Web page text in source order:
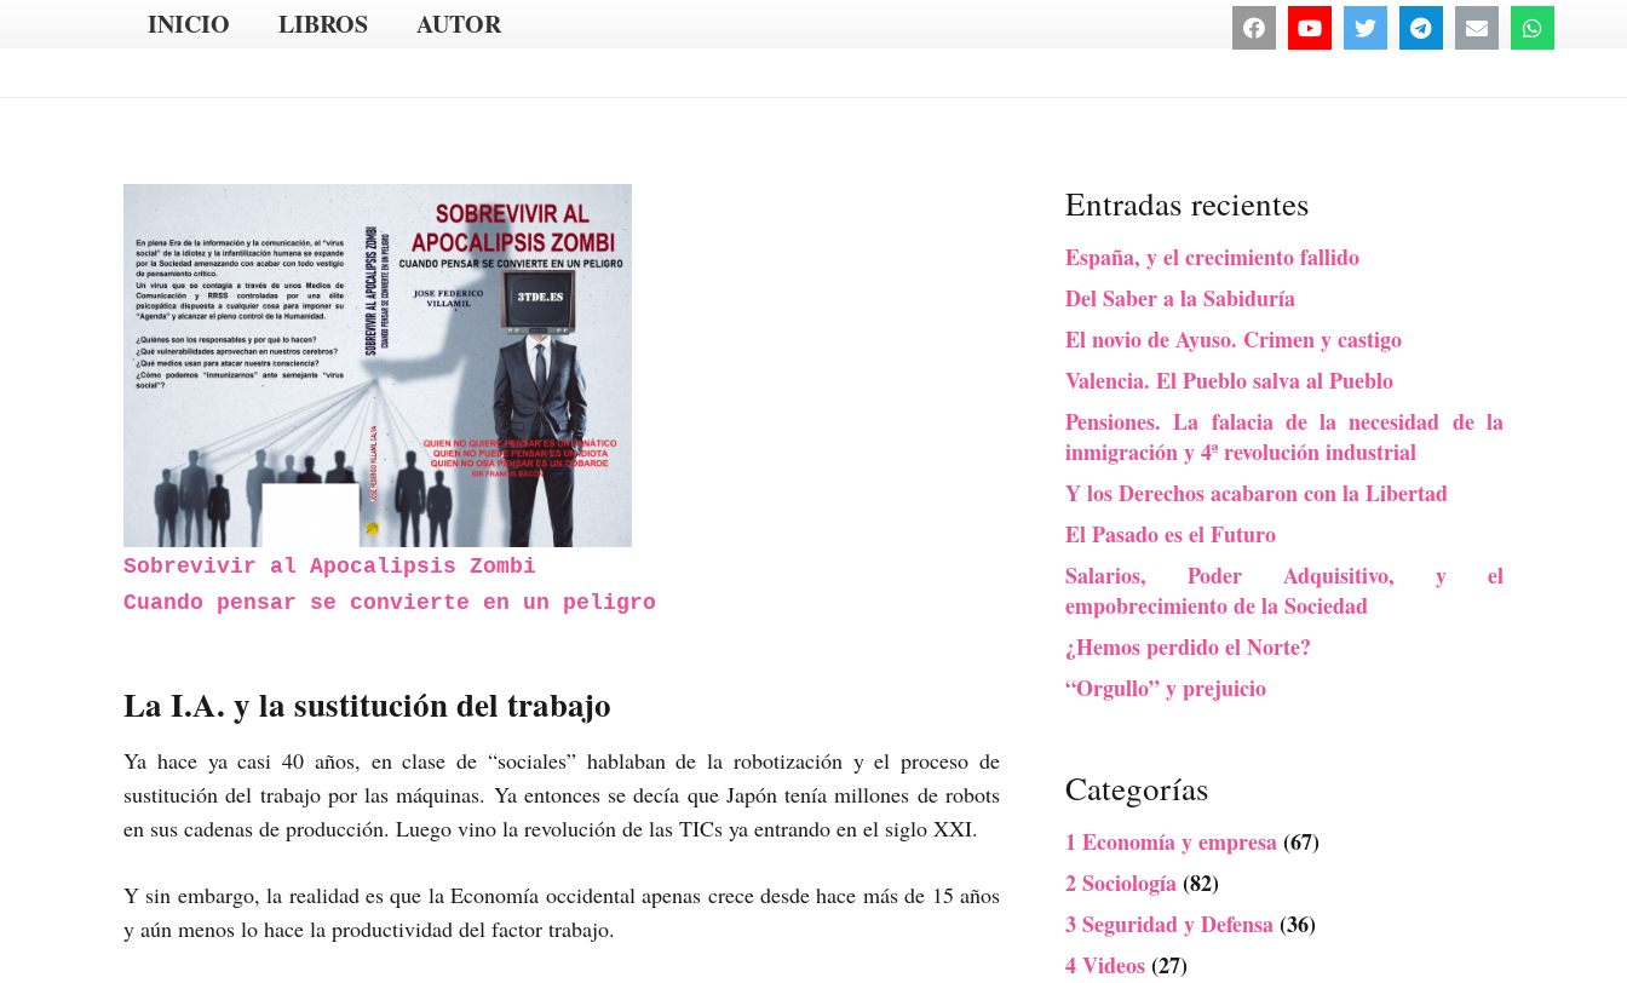
INICIO LIBROS AUTOR
Sobrevivir al Apocalipsis Zombi
Cuando pensar se convierte en un peligro
La I.A. y la sustitución del trabajo
Ya hace ya casi 40 años, en clase de “sociales” hablaban de la robotización y el proceso de
sustitución del trabajo por las máquinas. Ya entonces se decía que Japón tenía millones de robots
en sus cadenas de producción. Luego vino la revolución de las TICs ya entrando en el siglo XXI.
Y sin embargo, la realidad es que la Economía occidental apenas crece desde hace más de 15 años
y aún menos lo hace la productividad del factor trabajo.
Entradas recientes
España, y el crecimiento fallido
Del Saber a la Sabiduría
El novio de Ayuso. Crimen y castigo
Valencia. El Pueblo salva al Pueblo
Pensiones. La falacia de la necesidad de la
inmigración y 4ª revolución industrial
Y los Derechos acabaron con la Libertad
El Pasado es el Futuro
Salarios, Poder Adquisitivo, y el
empobrecimiento de la Sociedad
¿Hemos perdido el Norte?
“Orgullo” y prejuicio
Categorías
1 Economía y empresa(67)
2 Sociología(82)
3 Seguridad y Defensa(36)
4 Videos(27)